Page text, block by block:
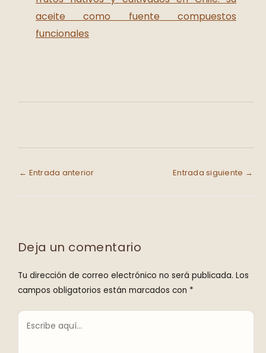
aceite como fuente compuestos
funcionales
← Entrada anterior Entrada siguiente →
Deja un comentario
Tu dirección de correo electrónico no será publicada. Los
campos obligatorios están marcados con *
Escribe
aquí...